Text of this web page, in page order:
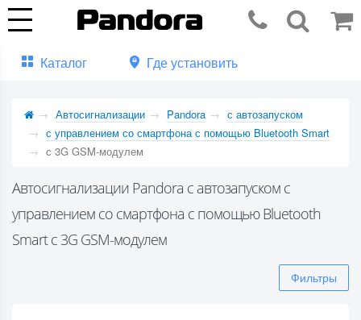
Каталог Где установить
Автосигнализации Pandora
с автозапуском
с управлением со смартфона с помощью Bluetooth Smart
с 3G GSM-модулем
Автосигнализации Pandora с автозапуском с
управлением со смартфона с помощью Bluetooth
Smart с 3G GSM-модулем
Фильтры